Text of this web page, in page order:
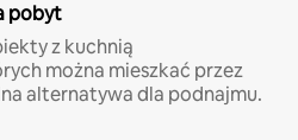
pobyt
z kuchnią
można mieszkać przez
alternatywa dla podnajmu.